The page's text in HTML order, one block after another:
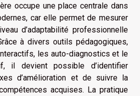
occupe une place centrale dans
car elle permet de mesurer
d’adaptabilité professionnelle
à divers outils pédagogiques,
les auto-diagnostics et le
il devient possible d’identifier
d’amélioration et de suivre la
acquises. La pratique